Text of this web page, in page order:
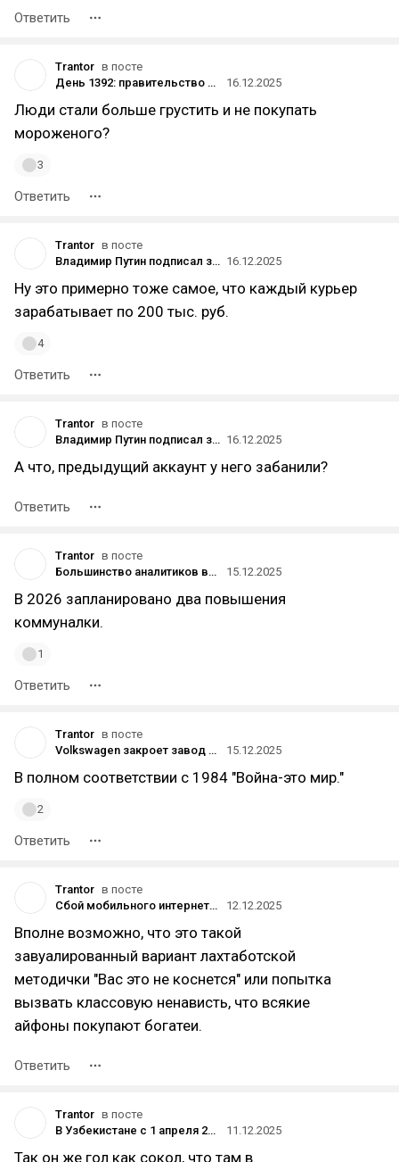
Ответить
Trantor в посте
День 1392: правительство спрогнозировало сохранение дефицита бюджета до 2042 года
16.12.2025
Люди стали больше грустить и не покупать
мороженого?
3
Ответить
Trantor в посте
Владимир Путин подписал закон о доступе Росфинмониторинга к данным НСПК о переводах по картам «Мир» и через СБП 16.12.2025
Ну это примерно тоже самое, что каждый курьер
зарабатывает по 200 тыс. руб.
4
Ответить
Trantor в посте
Владимир Путин подписал закон о доступе Росфинмониторинга к данным НСПК о переводах по картам «Мир» и через СБП 16.12.2025
А что, предыдущий аккаунт у него забанили?
Ответить
Trantor в посте
Большинство аналитиков высказали ожидания, что ЦБ снизит ключевую ставку в пятый раз подряд
15.12.2025
В 2026 запланировано два повышения
коммуналки.
1
Ответить
Trantor в посте
Volkswagen закроет завод в Германии впервые за 88 лет
15.12.2025
В полном соответствии с 1984 "Война-это мир."
2
Ответить
Trantor в посте
Сбой мобильного интернета в Санкт-Петербурге — проблемы есть у всех операторов
12.12.2025
Вполне возможно, что это такой
завуалированный вариант лахтаботской
методички "Вас это не коснется" или попытка
вызвать классовую ненависть, что всякие
айфоны покупают богатеи.
Ответить
Trantor в посте
В Узбекистане с 1 апреля 2026 года запретят оплачивать наличными алкоголь, табачную продукцию, машины и квартиры
11.12.2025
Так он же гол как сокол, что там в